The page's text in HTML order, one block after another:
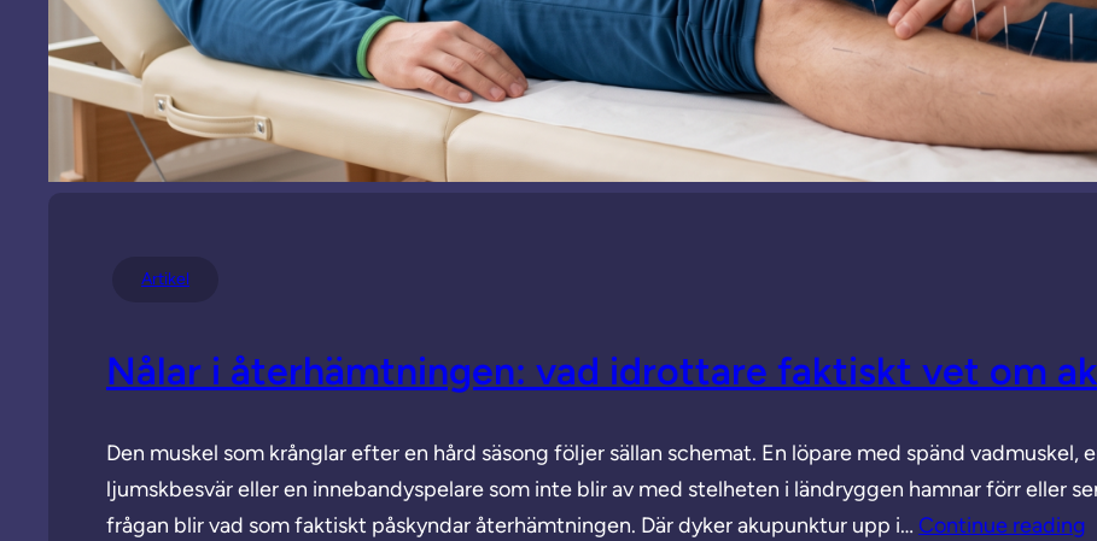
Artikel
Nålar i återhämtningen: vad idrottare faktiskt vet om
Den muskel som krånglar efter en hård säsong följer sällan schemat. En löpare med spänd
ljumskbesvär eller en innebandyspelare som inte blir av med stelheten i ländryggen hamnar förr eller
frågan blir vad som faktiskt påskyndar återhämtningen. Där dyker akupunktur upp i… Continue reading